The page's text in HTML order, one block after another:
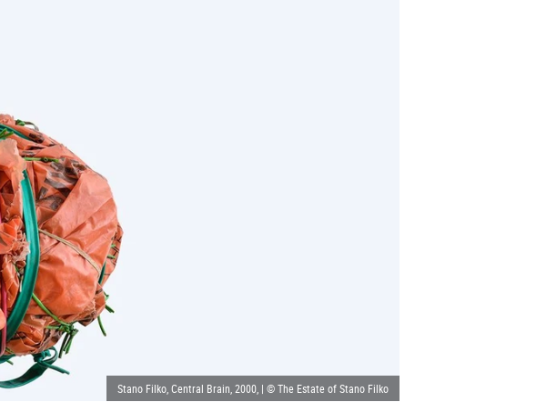
Stano Filko, Central Brain, 2000, | © The Estate of Stano Filko